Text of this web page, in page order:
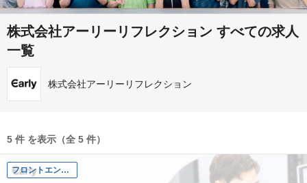
株式会社アーリーリフレクション すべての求人
一覧
株式会社アーリーリフレクション
5 件 を表示（全 5 件）
フロントエンドエンジニア